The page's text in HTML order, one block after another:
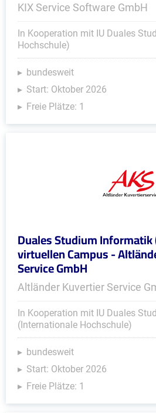
KIX Service Software GmbH
In Kooperation mit IU Duales
Hochschule)
bundesweit
Start: Oktober 2026
Freie Plätze: 1
Duales Studium Informatik
virtuellen Campus -
Service GmbH
Altländer Kuvertier Service
In Kooperation mit IU Duales
(Internationale Hochschule)
bundesweit
Start: Oktober 2026
Freie Plätze: 1